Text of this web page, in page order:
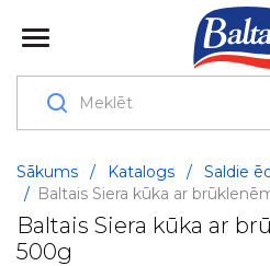
Sākums / Katalogs / Saldie
/ Baltais Siera kūka ar
Baltais Siera kūka ar
500g